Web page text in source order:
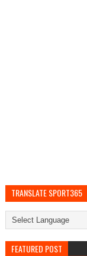
TRANSLATE SPORT365
FEATURED POST